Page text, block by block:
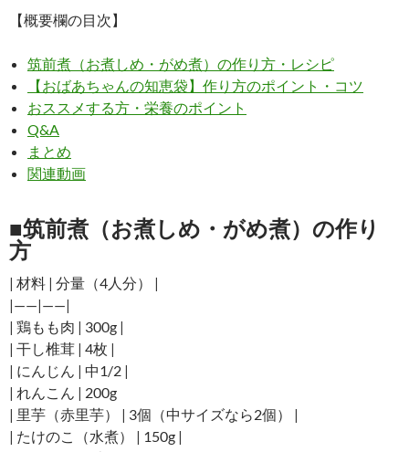
【概要欄の目次】
筑前煮（お煮しめ・がめ煮）の作り方・レシピ
【おばあちゃんの知恵袋】作り方のポイント・コツ
おススメする方・栄養のポイント
Q&A
まとめ
関連動画
■筑前煮（お煮しめ・がめ煮）の作り
方
| 材料 | 分量（4人分） |
|——|——|
| 鶏もも肉 | 300g |
| 干し椎茸 | 4枚 |
| にんじん | 中1/2 |
| れんこん | 200g
| 里芋（赤里芋） | 3個（中サイズなら2個） |
| たけのこ（水煮） | 150g |